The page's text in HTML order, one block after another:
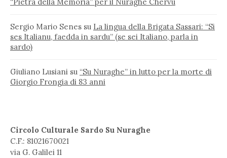
“Pietra della Memoria” per il Nuraghe Chervu
Sergio Mario Senes su La lingua della Brigata Sassari: “Si
ses Italianu, faedda in sardu” (se sei Italiano, parla in
sardo)
Giuliano Lusiani su “Su Nuraghe” in lutto per la morte di
Giorgio Frongia di 83 anni
Circolo Culturale Sardo Su Nuraghe
C.F.: 81021670021
via G. Galilei 11